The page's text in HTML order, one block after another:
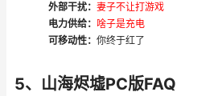
外部干扰： 妻子不让打游戏
电力供给： 啥子是充电
可移动性： 你终于红了
5、山海烬墟PC版FAQ